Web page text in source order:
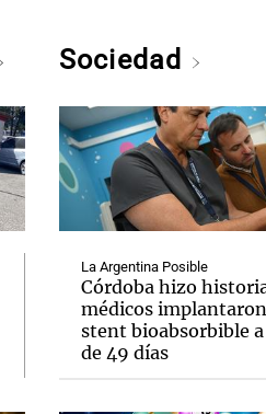
Sociedad
La Argentina Posible
Córdoba hizo
médicos
stent bioabsorbible a
de 49 días